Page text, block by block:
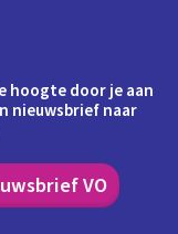
hoogte door je aan
nieuwsbrief naar
VO